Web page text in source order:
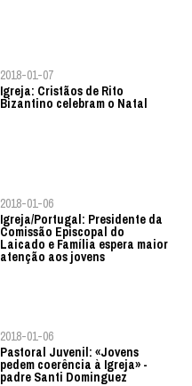
2018-01-07
Igreja: Cristãos de Rito
Bizantino celebram o Natal
2018-01-06
Igreja/Portugal: Presidente da
Comissão Episcopal do
Laicado e Família espera maior
atenção aos jovens
2018-01-06
Pastoral Juvenil: «Jovens
pedem coerência à Igreja» -
padre Santi Dominguez